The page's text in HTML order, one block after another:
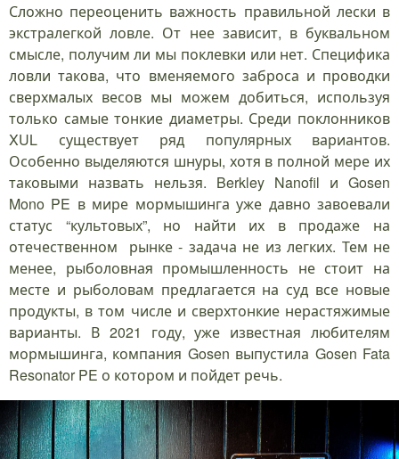
Сложно переоценить важность правильной лески в
экстралегкой ловле. От нее зависит, в буквальном
смысле, получим ли мы поклевки или нет. Специфика
ловли такова, что вменяемого заброса и проводки
сверхмалых весов мы можем добиться, используя
только самые тонкие диаметры. Среди поклонников
XUL существует ряд популярных вариантов.
Особенно выделяются шнуры, хотя в полной мере их
таковыми назвать нельзя. Berkley Nanofil и Gosen
Mono PE в мире мормышинга уже давно завоевали
статус “культовых”, но найти их в продаже на
отечественном рынке - задача не из легких. Тем не
менее, рыболовная промышленность не стоит на
месте и рыболовам предлагается на суд все новые
продукты, в том числе и сверхтонкие нерастяжимые
варианты. В 2021 году, уже известная любителям
мормышинга, компания Gosen выпустила Gosen Fata
Resonator PE о котором и пойдет речь.